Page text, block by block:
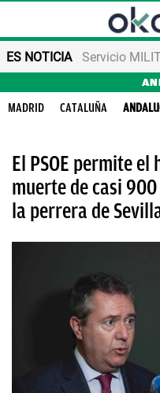
ES NOTICIA Servicio
MADRID CATALUÑA
El PSOE permite
muerte de casi
la perrera de